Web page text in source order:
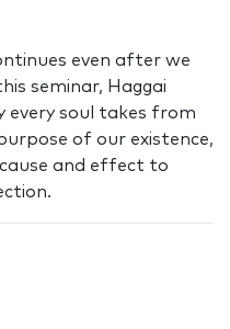
even after we
seminar, Haggai
every soul takes from
of our existence,
and effect to